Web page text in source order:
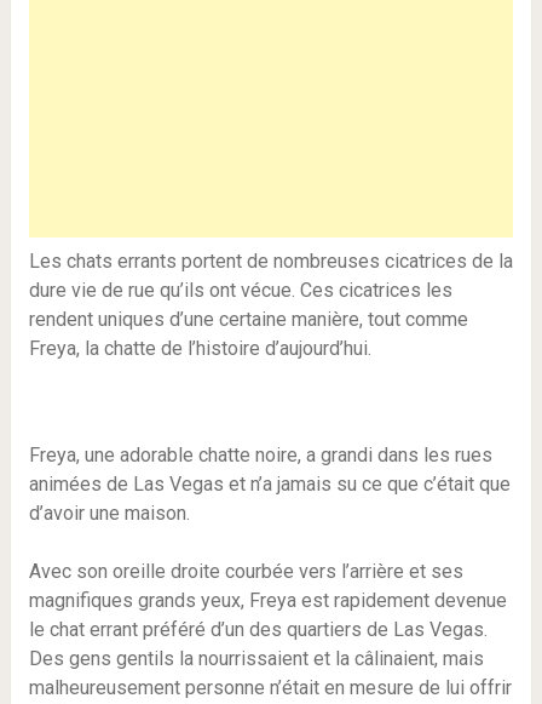
Les chats errants portent de nombreuses cicatrices de la
dure vie de rue qu’ils ont vécue. Ces cicatrices les
rendent uniques d’une certaine manière, tout comme
Freya, la chatte de l’histoire d’aujourd’hui.
Freya, une adorable chatte noire, a grandi dans les rues
animées de Las Vegas et n’a jamais su ce que c’était que
d’avoir une maison.
Avec son oreille droite courbée vers l’arrière et ses
magnifiques grands yeux, Freya est rapidement devenue
le chat errant préféré d’un des quartiers de Las Vegas.
Des gens gentils la nourrissaient et la câlinaient, mais
malheureusement personne n’était en mesure de lui offrir